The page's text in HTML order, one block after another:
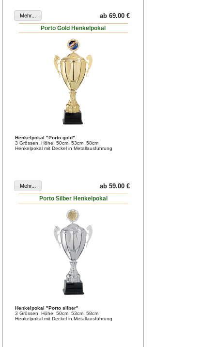
ab 69.00 €
Porto Gold Henkelpokal
Henkelpokal "Porto gold"
3 Grössen, Höhe: 50cm, 53cm, 58cm
Henkelpokal mit Deckel in Metallausführung
ab 59.00 €
Porto Silber Henkelpokal
Henkelpokal "Porto silber"
3 Grössen, Höhe: 50cm, 53cm, 58cm
Henkelpokal mit Deckel in Metallausführung